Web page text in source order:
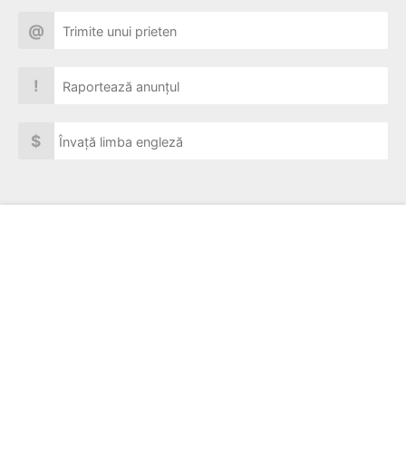
@ Trimite unui prieten
! Raportează anunțul
$ Învață limba engleză